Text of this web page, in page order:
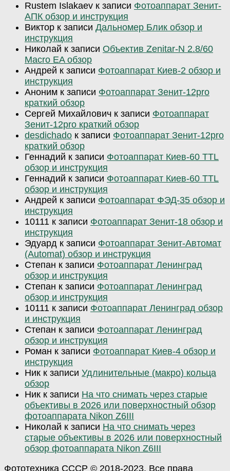
Rustem Islakaev к записи Фотоаппарат Зенит-
АПК обзор и инструкция
Виктор к записи Дальномер Блик обзор и
инструкция
Николай к записи Объектив Zenitar-N 2.8/60
Macro EA обзор
Андрей к записи Фотоаппарат Киев-2 обзор и
инструкция
Аноним к записи Фотоаппарат Зенит-12pro
краткий обзор
Сергей Михайлович к записи Фотоаппарат
Зенит-12pro краткий обзор
desdichado к записи Фотоаппарат Зенит-12pro
краткий обзор
Геннадий к записи Фотоаппарат Киев-60 TTL
обзор и инструкция
Геннадий к записи Фотоаппарат Киев-60 TTL
обзор и инструкция
Андрей к записи Фотоаппарат ФЭД-35 обзор и
инструкция
10111 к записи Фотоаппарат Зенит-18 обзор и
инструкция
Эдуард к записи Фотоаппарат Зенит-Автомат
(Automat) обзор и инструкция
Степан к записи Фотоаппарат Ленинград
обзор и инструкция
Степан к записи Фотоаппарат Ленинград
обзор и инструкция
10111 к записи Фотоаппарат Ленинград обзор
и инструкция
Степан к записи Фотоаппарат Ленинград
обзор и инструкция
Роман к записи Фотоаппарат Киев-4 обзор и
инструкция
Ник к записи Удлинительные (макро) кольца
обзор
Ник к записи На что снимать через старые
объективы в 2026 или поверхностный обзор
фотоаппарата Nikon Z6III
Николай к записи На что снимать через
старые объективы в 2026 или поверхностный
обзор фотоаппарата Nikon Z6III
Фототехника СССР © 2018-2023. Все права